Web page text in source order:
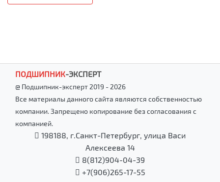
ПОДШИПНИК-ЭКСПЕРТ
@ Подшипник-эксперт 2019 - 2026
Все материалы данного сайта являются собственностью
компании. Запрещено копирование без согласования с
компанией.
198188, г.Санкт-Петербург, улица Васи
Алексеева 14
8(812)904-04-39
+7(906)265-17-55